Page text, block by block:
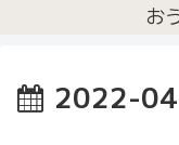
お
2022-04